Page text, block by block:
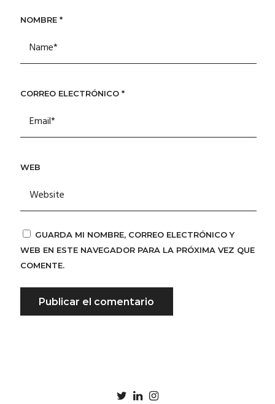
NOMBRE *
CORREO ELECTRÓNICO *
WEB
GUARDA MI NOMBRE, CORREO ELECTRÓNICO Y
WEB EN ESTE NAVEGADOR PARA LA PRÓXIMA VEZ QUE
COMENTE.